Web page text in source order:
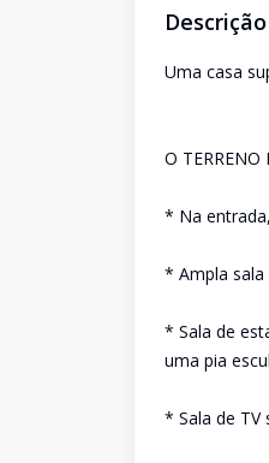
Descrição
Uma casa
O TERRENO
* Na
* Ampla
* Sala de
uma pia
* Sala de TV